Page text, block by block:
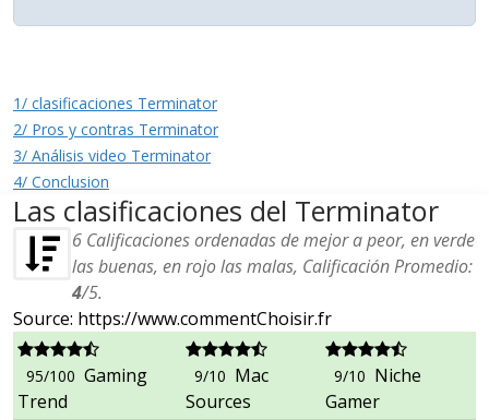
1/ clasificaciones Terminator
2/ Pros y contras Terminator
3/ Análisis video Terminator
4/ Conclusion
Las clasificaciones del Terminator
6 Calificaciones ordenadas de mejor a peor, en verde
las buenas, en rojo las malas, Calificación Promedio:
4/5.
Source: https://www.commentChoisir.fr
95/100 Gaming
Trend
9/10 Mac
Sources
9/10 Niche
Gamer